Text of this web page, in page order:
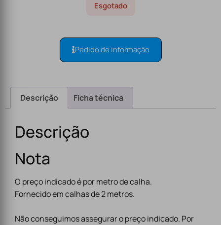
Esgotado
Pedido de informação
Descrição Ficha técnica
Descrição
Nota
O preço indicado é por metro de calha.
Fornecido em calhas de 2 metros.
Não conseguimos assegurar o preço indicado. Por